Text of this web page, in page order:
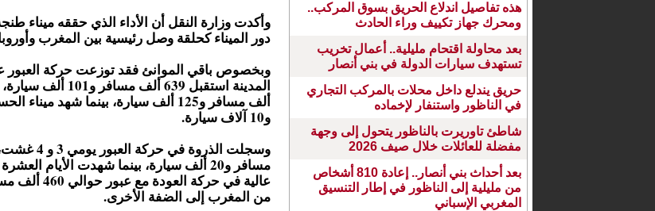
وأكدت وزارة النقل أن الأداء الذي حققه ميناء
دور الميناء كحلقة وصل رئيسية بين المغرب
وبخصوص باقي الموانئ فقد توزعت حركة العبور
و10 آلاف سيارة.
مسافر و20 ألف سيارة، بينما شهدت الأيام
من المغرب إلى الضفة الأخرى.
هذه تفاصيل اندلاع الحريق بسوق المركب..
ومحرك جهاز تكييف وراء الحادث
بعد محاولة اقتحام مليلية.. أعمال تخريب
تستهدف سيارات الدولة في بني أنصار
حريق يندلع داخل محلات بالمركب التجاري
في الناظور واستنفار لإخماده
شاطئ تاوريرت بالناظور يتحول إلى وجهة
مفضلة للعائلات خلال صيف 2026
بعد أحداث بني أنصار.. إعادة 810 أشخاص
من مليلية إلى الناظور في إطار التنسيق
المغربي الإسباني